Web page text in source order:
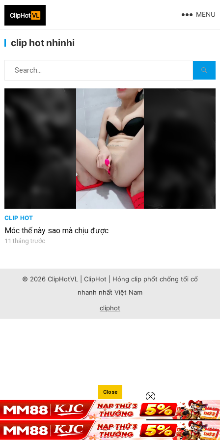
MENU
clip hot nhinhi
CLIP HOT
Móc thế này sao mà chịu được
11 tháng trước
© 2026 ClipHotVL | ClipHot | Hóng clip phốt chống tối cổ
nhanh nhất Việt Nam
cliphot
Close